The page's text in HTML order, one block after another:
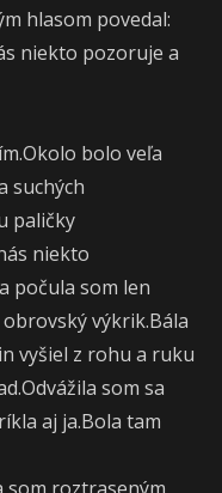
hlasom povedal:
niekto pozoruje a
bolo veľa
suchých
paličky
niekto
počula som len
výkrik.Bála
vyšiel z rohu a ruku
som sa
aj ja.Bola tam